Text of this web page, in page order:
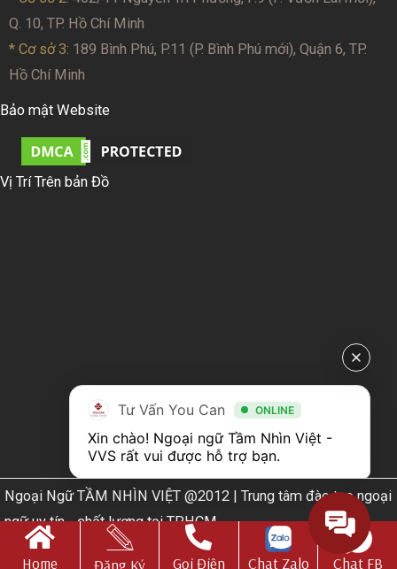
Q. 10, TP. Hồ Chí Minh
* Cơ sở 3: 189 Bình Phú, P.11 (P. Bình Phú mới), Quận 6, TP.
Hồ Chí Minh
Bảo mật Website
Vị Trí Trên bản Đồ
Ngoại Ngữ TẦM NHÌN VIỆT @2012 | Trung tâm đào tạo ngoại
ngữ uy tín - chất lượng tại TPHCM
Web Design by Nhà thiết kế website N.T.H DESIGN​
Home Đăng Ký Gọi Điện Chat Zalo Chat FB
Tư Vấn You Can ONLINE
Xin chào! Ngoại ngữ Tầm Nhìn Việt -
VVS rất vui được hỗ trợ bạn.